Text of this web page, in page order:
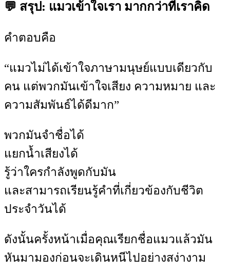
💬 สรุป: แมวเข้าใจเรา มากกว่าที่เราคิด
คำตอบคือ
“แมวไม่ได้เข้าใจภาษามนุษย์แบบเดียวกับ
คน แต่พวกมันเข้าใจเสียง ความหมาย และ
ความสัมพันธ์ได้ดีมาก”
พวกมันจำชื่อได้
แยกน้ำเสียงได้
รู้ว่าใครกำลังพูดกับมัน
และสามารถเรียนรู้คำที่เกี่ยวข้องกับชีวิต
ประจำวันได้
ดังนั้นครั้งหน้าเมื่อคุณเรียกชื่อแมวแล้วมัน
หันมามองก่อนจะเดินหนีไปอย่างสง่างาม